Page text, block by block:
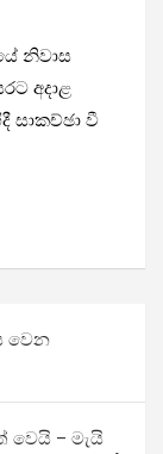
නිවාස
අදාළ
සාකච්ඡා වී
වෙන
වෙයි – මැයි